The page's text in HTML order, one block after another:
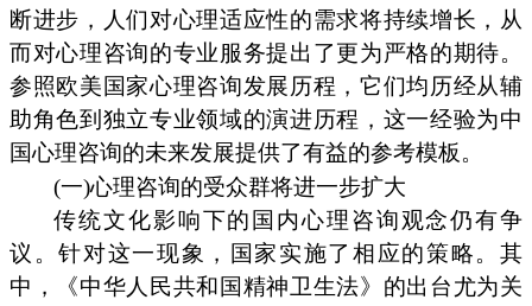
断进步，人们对心理适应性的需求将持续增长，从
而对心理咨询的专业服务提出了更为严格的期待。
参照欧美国家心理咨询发展历程，它们均历经从辅
助角色到独立专业领域的演进历程，这一经验为中
国心理咨询的未来发展提供了有益的参考模板。
(一)心理咨询的受众群将进一步扩大
传统文化影响下的国内心理咨询观念仍有争
议。针对这一现象，国家实施了相应的策略。其
中，《中华人民共和国精神卫生法》的出台尤为关